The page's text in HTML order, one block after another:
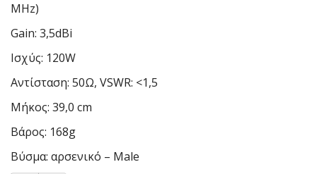
MHz)
Gain: 3,5dBi
Ισχύς: 120W
Αντίσταση: 50Ω, VSWR: <1,5
Μήκος: 39,0 cm
Βάρος: 168g
Βύσμα: αρσενικό – Male